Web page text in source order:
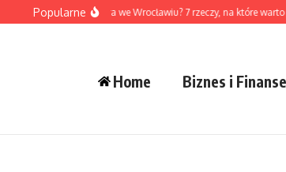
Przejdź do treści
Popularne
wybrać dewelopera we Wrocławiu? 7 rzeczy, na które warto
Home Biznes i Finanse